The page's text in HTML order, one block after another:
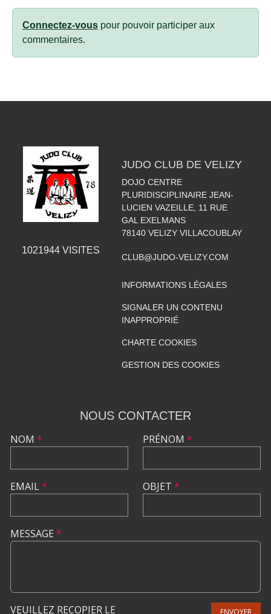
Connectez-vous pour pouvoir participer aux
commentaires.
1021944VISITES
JUDO CLUB DE VELIZY
DOJO CENTRE
PLURIDISCIPLINAIRE JEAN-
LUCIEN VAZEILLE, 11 RUE
GAL EXELMANS
78140 VELIZY VILLACOUBLAY
CLUB@JUDO-VELIZY.COM
INFORMATIONS LÉGALES
SIGNALER UN CONTENU
INAPPROPRIÉ
CHARTE COOKIES
GESTION DES COOKIES
NOUS CONTACTER
NOM *
EMAIL*
PRÉNOM *
OBJET *
MESSAGE *
VEUILLEZ RECOPIER LE ENVOYER